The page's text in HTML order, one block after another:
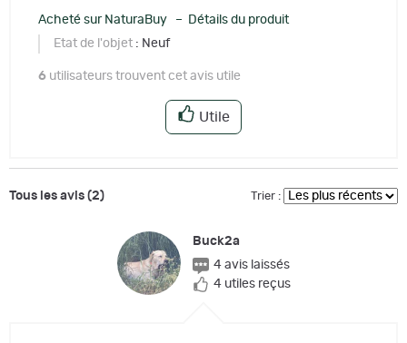
Acheté sur NaturaBuy – Détails du produit
Etat de l'objet : Neuf
6 utilisateurs trouvent cet avis utile
Utile
Tous les avis (2) Trier :
Buck2a
4 avis laissés
4 utiles reçus